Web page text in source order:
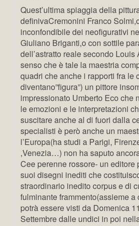
Quest’ultima spiaggia della
definivaCremonini Franco
inconfondibile dei neofigurativi
Giuliano Briganti,o con sottile
dell’astratto reale secondo Louis
senso che è tale la maestria
quadri che anche i rapporti fra le
diventano”figura”) un pittore
impressionato Umberto Eco che
le emozioni e le interpretazioni
suscitare anche al di fuori dalla
specialisti è però anche un
l’Europa(ha studi a Parigi,
,Venezia…) non ha saputo
Cee perenne rossore- un editore
suoi disegni inediti che
straordinario inedito corpus e di
fulminante frammento(assieme a
potrà essere visti da Domenica 11
Settembre dalle undici in poi